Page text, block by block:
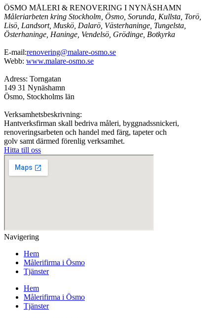
ÖSMO MÅLERI & RENOVERING I NYNÄSHAMN
Måleriarbeten kring Stockholm, Ösmo, Sorunda, Kullsta, Torö,
Lisö, Landsort, Muskö, Dalarö, Västerhaninge, Tungelsta,
Österhaninge, Haninge, Vendelsö, Grödinge, Botkyrka
E-mail:renovering@malare-osmo.se
Webb: www.malare-osmo.se
Adress: Torngatan
149 31 Nynäshamn
Ösmo, Stockholms län
Verksamhetsbeskrivning:
Hantverksfirman skall bedriva måleri, byggnadssnickeri,
renoveringsarbeten och handel med färg, tapeter och
golv samt därmed förenlig verksamhet.
Hitta till oss
Navigering
Hem
Målerifirma i Ösmo
Tjänster
Hem
Målerifirma i Ösmo
Tjänster